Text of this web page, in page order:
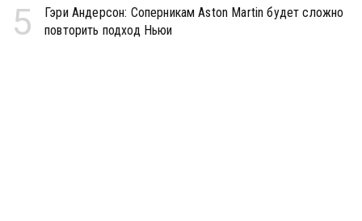
5
Гэри Андерсон: Соперникам Aston Martin будет сложно
повторить подход Ньюи